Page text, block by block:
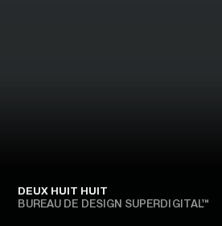
DEUX HUIT HUIT
BUREAU DE DESIGN SUPERDIGITAL™